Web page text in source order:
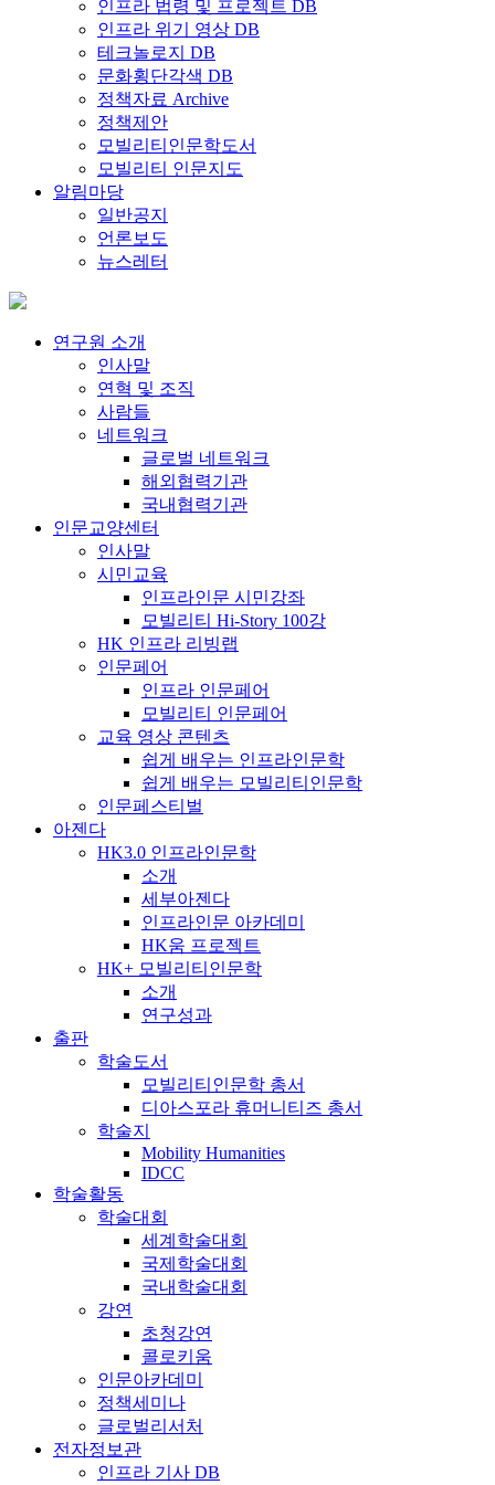
인프라 법령 및 프로젝트 DB
인프라 위기 영상 DB
테크놀로지 DB
문화횡단각색 DB
정책자료 Archive
정책제안
모빌리티인문학도서
모빌리티 인문지도
알림마당
일반공지
언론보도
뉴스레터
연구원 소개
인사말
연혁 및 조직
사람들
네트워크
글로벌 네트워크
해외협력기관
국내협력기관
인문교양센터
인사말
시민교육
인프라인문 시민강좌
모빌리티 Hi-Story 100강
HK 인프라 리빙랩
인문페어
인프라 인문페어
모빌리티 인문페어
교육 영상 콘텐츠
쉽게 배우는 인프라인문학
쉽게 배우는 모빌리티인문학
인문페스티벌
아젠다
HK3.0 인프라인문학
소개
세부아젠다
인프라인문 아카데미
HK움 프로젝트
HK+ 모빌리티인문학
소개
연구성과
출판
학술도서
모빌리티인문학 총서
디아스포라 휴머니티즈 총서
학술지
Mobility Humanities
IDCC
학술활동
학술대회
세계학술대회
국제학술대회
국내학술대회
강연
초청강연
콜로키움
인문아카데미
정책세미나
글로벌리서처
전자정보관
인프라 기사 DB